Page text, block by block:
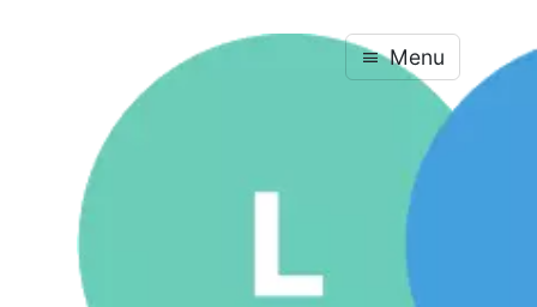
Menu
Powróć do wykazu specjalności
Pedagogika specjalna